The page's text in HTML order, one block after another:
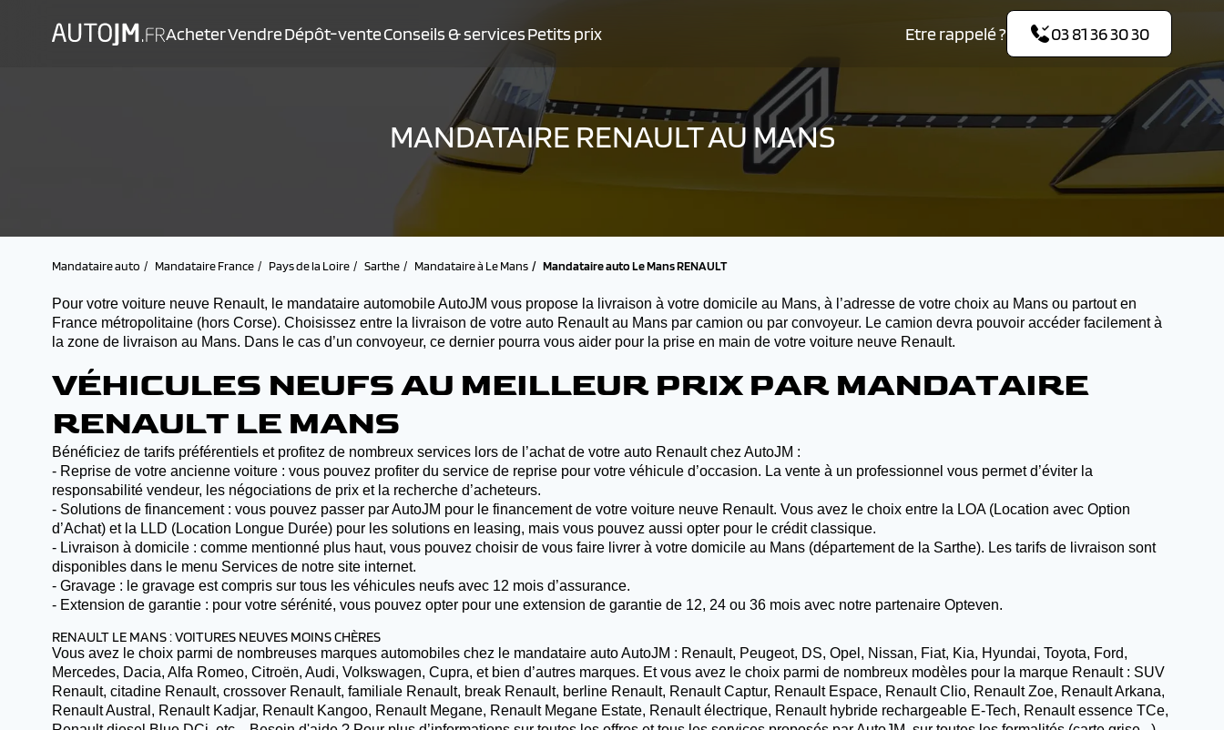
AcheterVendreDépôt-venteConseils & servicesPetits prix Etre rappelé ? 03 81 36 30 30
MANDATAIRE RENAULT AU MANS
Mandataire auto Mandataire France Pays de la Loire Sarthe Mandataire à Le Mans Mandataire auto Le Mans RENAULT
Pour votre voiture neuve Renault, le mandataire automobile AutoJM vous propose la livraison à votre domicile au Mans, à l’adresse de votre choix au Mans ou partout en
France métropolitaine (hors Corse). Choisissez entre la livraison de votre auto Renault au Mans par camion ou par convoyeur. Le camion devra pouvoir accéder facilement à
la zone de livraison au Mans. Dans le cas d’un convoyeur, ce dernier pourra vous aider pour la prise en main de votre voiture neuve Renault.
VÉHICULES NEUFS AU MEILLEUR PRIX PAR MANDATAIRE
RENAULT LE MANS
Bénéficiez de tarifs préférentiels et profitez de nombreux services lors de l’achat de votre auto Renault chez AutoJM :
- Reprise de votre ancienne voiture : vous pouvez profiter du service de reprise pour votre véhicule d’occasion. La vente à un professionnel vous permet d’éviter la
responsabilité vendeur, les négociations de prix et la recherche d’acheteurs.
- Solutions de financement : vous pouvez passer par AutoJM pour le financement de votre voiture neuve Renault. Vous avez le choix entre la LOA (Location avec Option
d’Achat) et la LLD (Location Longue Durée) pour les solutions en leasing, mais vous pouvez aussi opter pour le crédit classique.
- Livraison à domicile : comme mentionné plus haut, vous pouvez choisir de vous faire livrer à votre domicile au Mans (département de la Sarthe). Les tarifs de livraison sont
disponibles dans le menu Services de notre site internet.
- Gravage : le gravage est compris sur tous les véhicules neufs avec 12 mois d’assurance.
- Extension de garantie : pour votre sérénité, vous pouvez opter pour une extension de garantie de 12, 24 ou 36 mois avec notre partenaire Opteven.
RENAULT LE MANS : VOITURES NEUVES MOINS CHÈRES
Vous avez le choix parmi de nombreuses marques automobiles chez le mandataire auto AutoJM : Renault, Peugeot, DS, Opel, Nissan, Fiat, Kia, Hyundai, Toyota, Ford,
Mercedes, Dacia, Alfa Romeo, Citroën, Audi, Volkswagen, Cupra, et bien d’autres marques. Et vous avez le choix parmi de nombreux modèles pour la marque Renault : SUV
Renault, citadine Renault, crossover Renault, familiale Renault, break Renault, berline Renault, Renault Captur, Renault Espace, Renault Clio, Renault Zoe, Renault Arkana,
Renault Austral, Renault Kadjar, Renault Kangoo, Renault Megane, Renault Megane Estate, Renault électrique, Renault hybride rechargeable E-Tech, Renault essence TCe,